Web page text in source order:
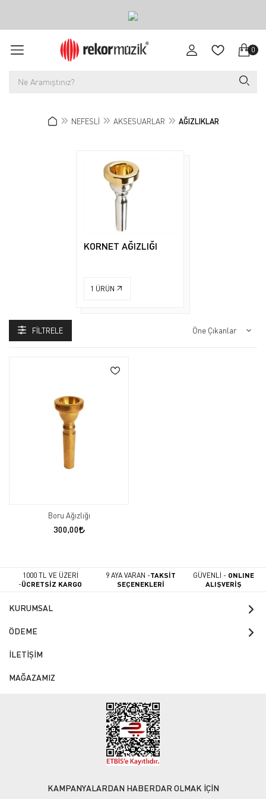
0
NEFESLİ AKSESUARLAR AĞIZLIKLAR
KORNET AĞIZLIĞI
1 ÜRÜN
FILTRELE
Boru Ağızlığı
300,00
1000 TL VE ÜZERİ
-ÜCRETSİZ KARGO
9 AYA VARAN -TAKSİT
SEÇENEKLERİ
GÜVENLİ - ONLINE
ALIŞVERİŞ
KURUMSAL
ÖDEME
İLETİŞİM
MAĞAZAMIZ
KAMPANYALARDAN HABERDAR OLMAK İÇİN